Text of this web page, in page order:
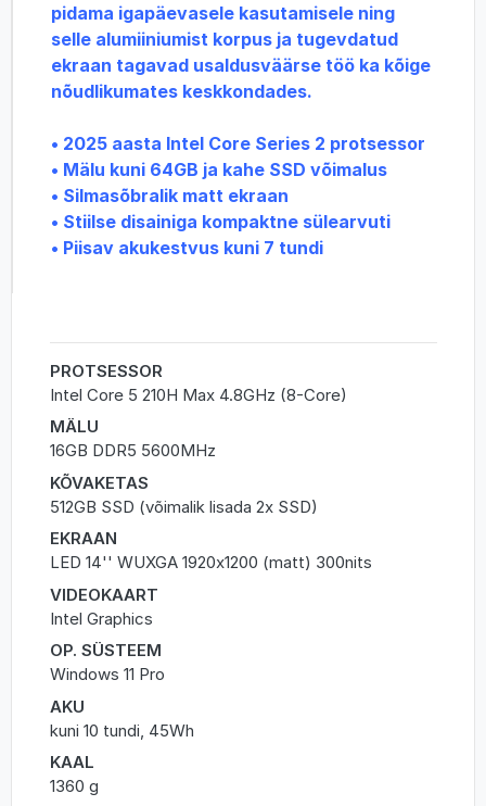
pidama igapäevasele kasutamisele ning
selle alumiiniumist korpus ja tugevdatud
ekraan tagavad usaldusväärse töö ka kõige
nõudlikumates keskkondades.
• 2025 aasta Intel Core Series 2 protsessor
• Mälu kuni 64GB ja kahe SSD võimalus
• Silmasõbralik matt ekraan
• Stiilse disainiga kompaktne sülearvuti
• Piisav akukestvus kuni 7 tundi
PROTSESSOR
Intel Core 5 210H Max 4.8GHz (8-Core)
MÄLU
16GB DDR5 5600MHz
KÕVAKETAS
512GB SSD (võimalik lisada 2x SSD)
EKRAAN
LED 14'' WUXGA 1920x1200 (matt) 300nits
VIDEOKAART
Intel Graphics
OP. SÜSTEEM
Windows 11 Pro
AKU
kuni 10 tundi, 45Wh
KAAL
1360 g